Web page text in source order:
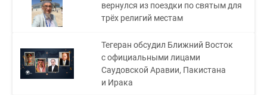
вернулся из поездки по святым для
трёх религий местам
Тегеран обсудил Ближний Восток
с официальными лицами
Саудовской Аравии, Пакистана
и Ирака